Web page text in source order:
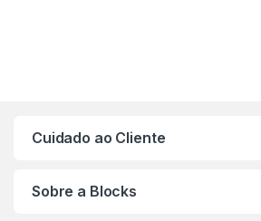
Cuidado ao Cliente
Sobre a Blocks